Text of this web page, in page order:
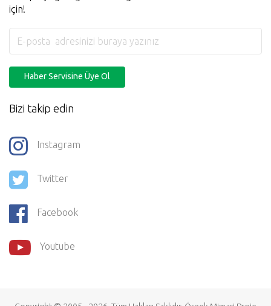
için!
Haber Servisine Üye Ol
Bizi takip edin
Instagram
Twitter
Facebook
Youtube